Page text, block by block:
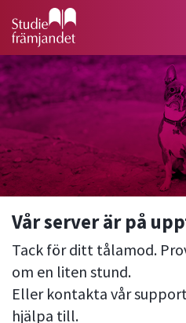
Vår server är på
Tack för ditt tålamod.
om en liten stund.
Eller kontakta vår
hjälpa till.